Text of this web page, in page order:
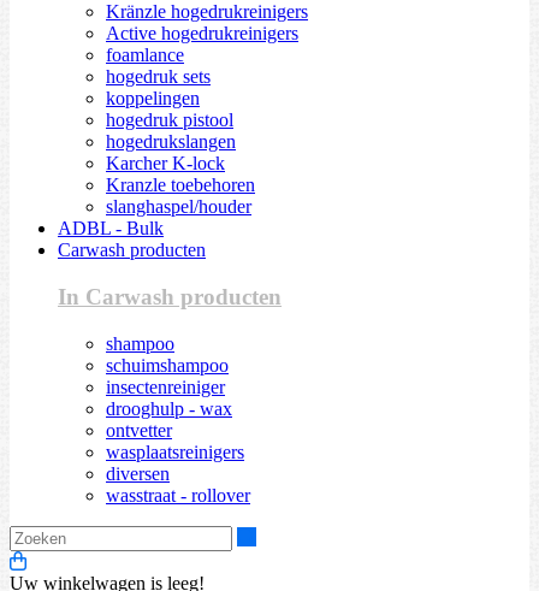
Kränzle hogedrukreinigers
Active hogedrukreinigers
foamlance
hogedruk sets
koppelingen
hogedruk pistool
hogedrukslangen
Karcher K-lock
Kranzle toebehoren
slanghaspel/houder
ADBL - Bulk
Carwash producten
In Carwash producten
shampoo
schuimshampoo
insectenreiniger
drooghulp - wax
ontvetter
wasplaatsreinigers
diversen
wasstraat - rollover
Uw winkelwagen is leeg!